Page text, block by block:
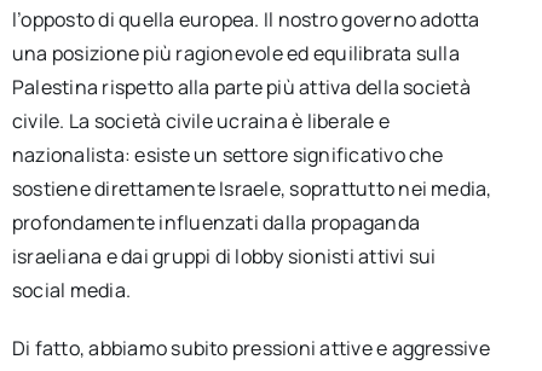
l’opposto di quella europea. Il nostro governo adotta
una posizione più ragionevole ed equilibrata sulla
Palestina rispetto alla parte più attiva della società
civile. La società civile ucraina è liberale e
nazionalista: esiste un settore significativo che
sostiene direttamente Israele, soprattutto nei media,
profondamente influenzati dalla propaganda
israeliana e dai gruppi di lobby sionisti attivi sui
social media.
Di fatto, abbiamo subito pressioni attive e aggressive